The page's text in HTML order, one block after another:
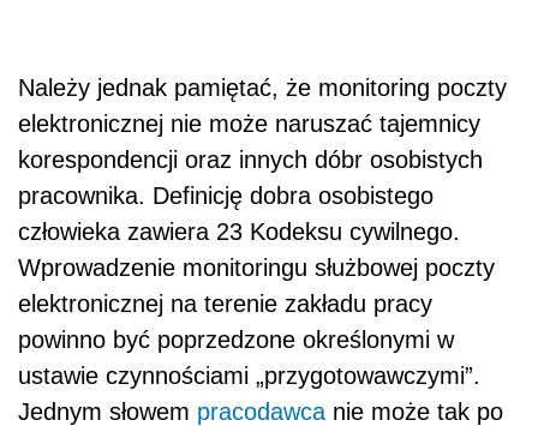
Należy jednak pamiętać, że monitoring poczty
elektronicznej nie może naruszać tajemnicy
korespondencji oraz innych dóbr osobistych
pracownika. Definicję dobra osobistego
człowieka zawiera 23 Kodeksu cywilnego.
Wprowadzenie monitoringu służbowej poczty
elektronicznej na terenie zakładu pracy
powinno być poprzedzone określonymi w
ustawie czynnościami „przygotowawczymi”.
Jednym słowem pracodawca nie może tak po